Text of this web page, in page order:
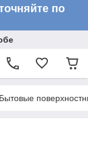
по
Бытовые